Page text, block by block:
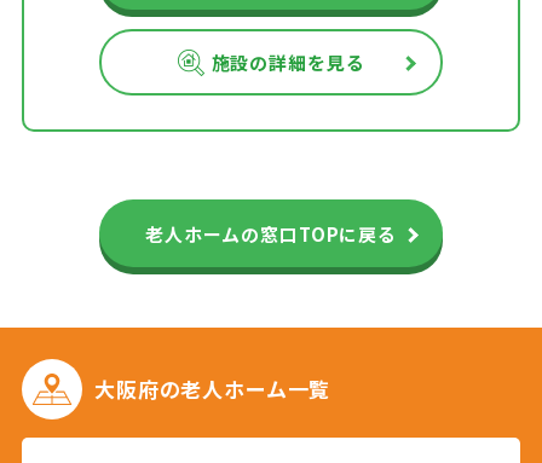
施設の詳細を見る
老人ホームの窓口TOPに戻る
大阪府の老人ホーム一覧